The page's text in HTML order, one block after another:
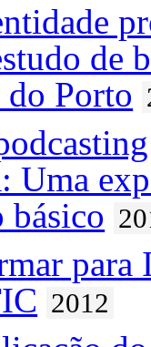
de
Porto
Uma
básico
para
2012